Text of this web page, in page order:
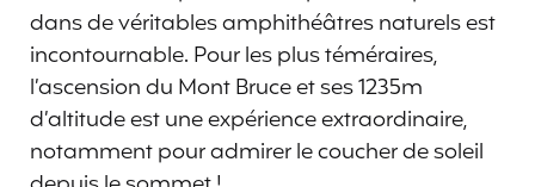
dans de véritables amphithéâtres naturels est
incontournable. Pour les plus téméraires,
l’ascension du Mont Bruce et ses 1235m
d’altitude est une expérience extraordinaire,
notamment pour admirer le coucher de soleil